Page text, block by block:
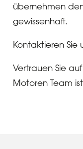
übernehmen
gewissenhaft.
Kontaktieren Sie
Vertrauen Sie
Motoren Team